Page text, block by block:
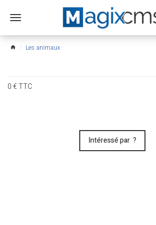
Ouvrir
menu
home Les animaux
0€TTC
Intéressé par ?